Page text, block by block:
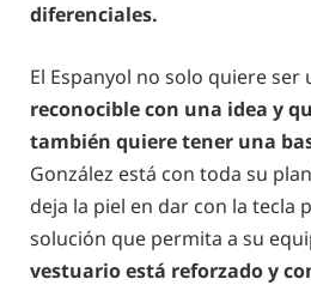
diferenciales.
El Espanyol no solo quiere ser
reconocible con una idea y
también quiere tener una
González está con toda su
deja la piel en dar con la tecla
solución que permita a su
vestuario está reforzado y